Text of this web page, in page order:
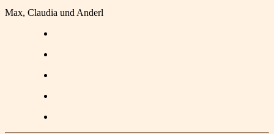
Max, Claudia und Anderl